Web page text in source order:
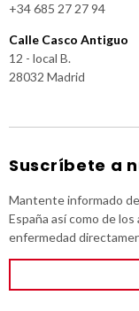
+34 685 27 27 94
Calle Casco Antiguo
12 - local B.
28032 Madrid
Suscríbete a
Mantente informado
España así como de
enfermedad